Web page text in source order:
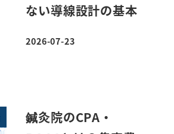
ない導線設計の基本
投稿日
2026-07-23
鍼灸院のCPA・